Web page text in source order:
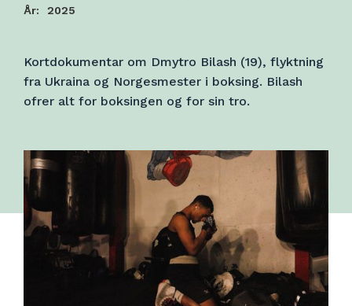
År: 2025
Kortdokumentar om Dmytro Bilash (19), flyktning
fra Ukraina og Norgesmester i boksing. Bilash
ofrer alt for boksingen og for sin tro.